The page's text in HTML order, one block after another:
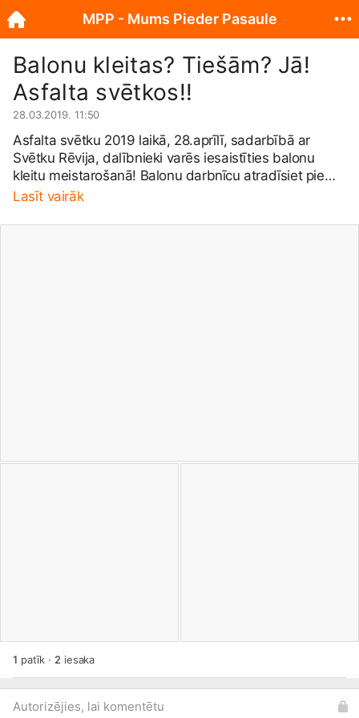
Balonu kleitas? Tiešām? Jā!
Asfalta svētkos!!
28.03.2019. 11:50
Asfalta svētku 2019 laikā, 28.aprīlī, sadarbībā ar
Svētku Rēvija, dalībnieki varēs iesaistīties balonu
kleitu meistarošanā! Balonu darbnīcu atradīsiet pie
Svitenes Pils. Katrs Asfalta svētku dalībnieks,
un sakrājot noteiktu punktu skaitu, piedalīsies loterijā.
Lasīt vairāk
1 patīk · 2 iesaka
Autorizējies, lai komentētu
MPP - Mums Pieder Pasaule